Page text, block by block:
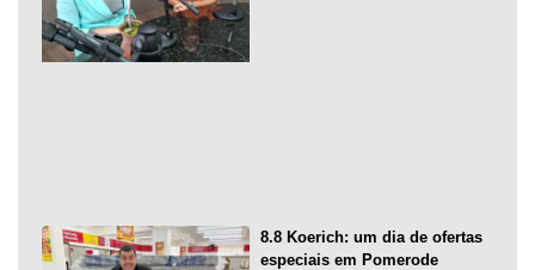
8.8 Koerich: um dia de ofertas
especiais em Pomerode